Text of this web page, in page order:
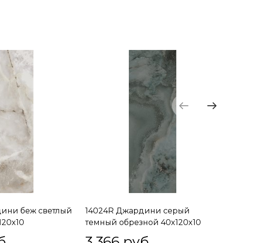
беж светлый
14024R Джардини серый
темный обрезной 40x120x10